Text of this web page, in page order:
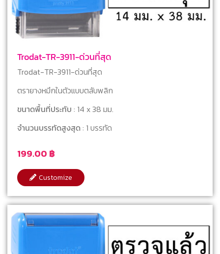
Trodat-TR-3911-ด่วนที่สุด
199.00 ฿
Trodat-TR-3911-ด่วนที่สุด
ตรายางหมึกในตัวแบบตลับพลิก
ขนาดพื้นที่ประทับ : 14 x 38 มม.
จำนวนบรรทัดสูงสุด: 1 บรรทัด
Customize